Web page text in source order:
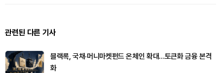
관련된 다른 기사
블랙록, 국채·머니마켓펀드 온체인 확대…토큰화 금융 본격
화